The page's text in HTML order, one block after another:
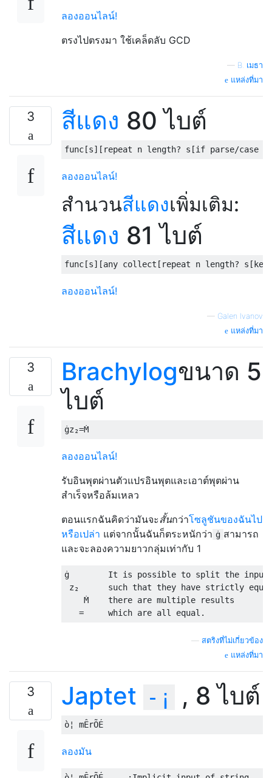
ลองออนไลน์!
ตรงไปตรงมา ใช้เคล็ดลับ GCD
— B. เมธา
แหล่งที่มา
3 สีแดง 80 ไบต์
ลองออนไลน์!
สำนวนสีแดงเพิ่มเติม:
สีแดง 81 ไบต์
ลองออนไลน์!
— Galen Ivanov
แหล่งที่มา
3 Brachylogขนาด 5
ไบต์
ลองออนไลน์!
รับอินพุตผ่านตัวแปรอินพุตและเอาต์พุตผ่าน
สำเร็จหรือล้มเหลว
ตอนแรกฉันคิดว่ามันจะ สั้นกว่าโซลูชันของฉันไป
หรือเปล่า แต่จากนั้นฉันก็ตระหนักว่า ġ สามารถ
และจะลองความยาวกลุ่มเท่ากับ 1
ġ        It is possible to split the input
z₂      such that they have strictly equal
    Ṁ    there are multiple results
สตริงที่ไม่เกี่ยวข้อง
แหล่งที่มา
3 Japtet -¡ , 8 ไบต์
ลองมัน